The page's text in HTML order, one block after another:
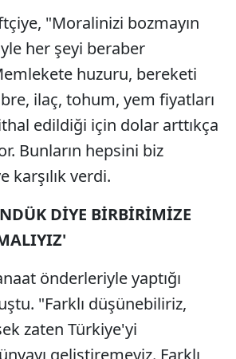
"Moralinizi bozmayın
her şeyi beraber
huzuru, bereketi
ilaç, tohum, yem fiyatları
edildiği için dolar arttıkça
Bunların hepsini biz
karşılık verdi.
DİYE BİRBİRİMİZE
önderleriyle yaptığı
"Farklı düşünebiliriz,
zaten Türkiye'yi
geliştiremeyiz. Farklı